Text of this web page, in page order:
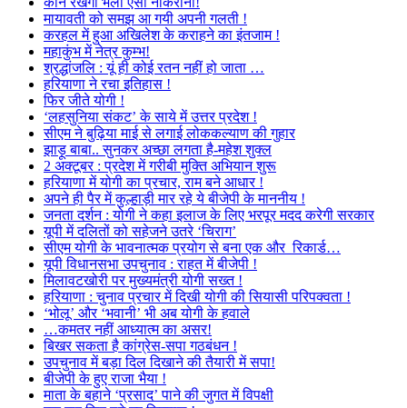
मायावती को समझ आ गयी अपनी गलती !
करहल में हुआ अखिलेश के कराहने का इंतजाम !
महाकुंभ में नेत्र कुम्भ!
श्रद्धांजलि : यूं ही कोई रतन नहीं हो जाता …
हरियाणा ने रचा इतिहास !
फिर जीते योगी !
‘लहसुनिया संकट’ के साये में उत्तर प्रदेश !
सीएम ने बुढ़िया माई से लगाई लोककल्याण की गुहार
झाड़ू बाबा.. सुनकर अच्छा लगता है-महेश शुक्ल
2 अक्टूबर : प्रदेश में गरीबी मुक्ति अभियान शुरू
हरियाणा में योगी का प्रचार, राम बने आधार !
अपने ही पैर में कुल्हाड़ी मार रहे ये बीजेपी के माननीय !
जनता दर्शन : योगी ने कहा इलाज के लिए भरपूर मदद करेगी सरकार
यूपी में दलितों को सहेजने उतरे ‘चिराग’
सीएम योगी के भावनात्मक प्रयोग से बना एक और रिकार्ड…
यूपी विधानसभा उपचुनाव : राहत में बीजेपी !
मिलावटखोरी पर मुख्यमंत्री योगी सख्त !
हरियाणा : चुनाव प्रचार में दिखी योगी की सियासी परिपक्वता !
‘भोलू’ और ‘भवानी’ भी अब योगी के हवाले
…कमतर नहीं आध्यात्म का असर!
बिखर सकता है कांग्रेस-सपा गठबंधन !
उपचुनाव में बड़ा दिल दिखाने की तैयारी में सपा!
बीजेपी के हुए राजा भैया !
माता के बहाने ‘प्रसाद’ पाने की जुगत में विपक्षी